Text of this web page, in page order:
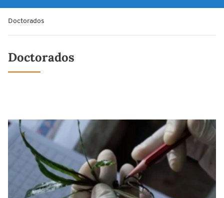
Doctorados
Doctorados